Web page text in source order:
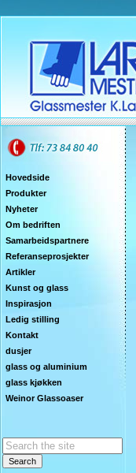
Hovedside
Produkter
Nyheter
Om bedriften
Samarbeidspartnere
Referanseprosjekter
Artikler
Kunst og glass
Inspirasjon
Ledig stilling
Kontakt
dusjer
glass og aluminium
glass kjøkken
Weinor Glassoaser